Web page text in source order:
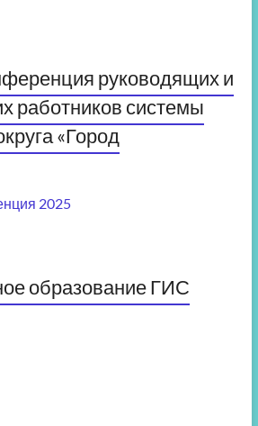
руководящих и
работников системы
«Город
2025
образование ГИС